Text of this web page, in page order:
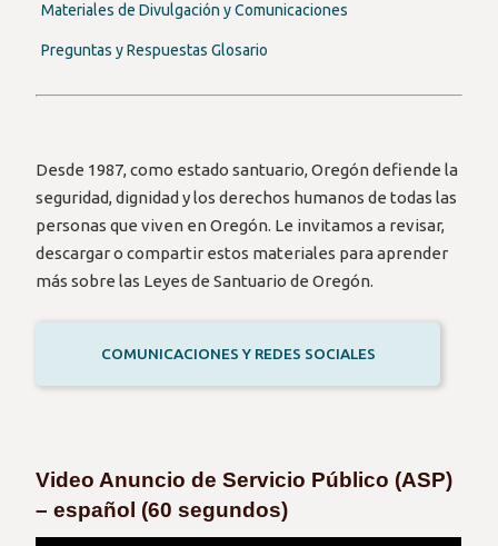
Materiales de Divulgación y Comunicaciones
Preguntas y Respuestas Glosario
Desde 1987, como estado santuario, Oregón defiende la
seguridad, dignidad y los derechos humanos de todas las
personas que viven en Oregón. Le invitamos a revisar,
descargar o compartir estos materiales para aprender
más sobre las Leyes de Santuario de Oregón.
COMUNICACIONES Y REDES SOCIALES
Video Anuncio de Servicio Público (ASP)
– español (60 segundos)